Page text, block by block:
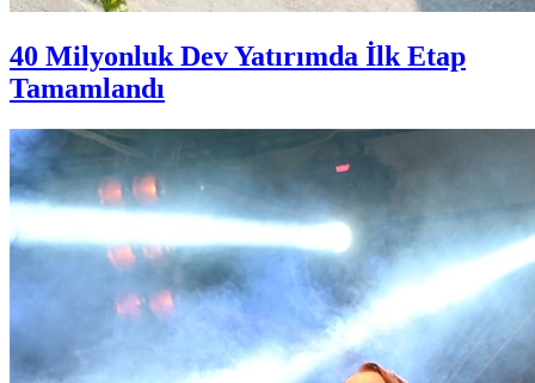
40 Milyonluk Dev Yatırımda İlk Etap
Tamamlandı